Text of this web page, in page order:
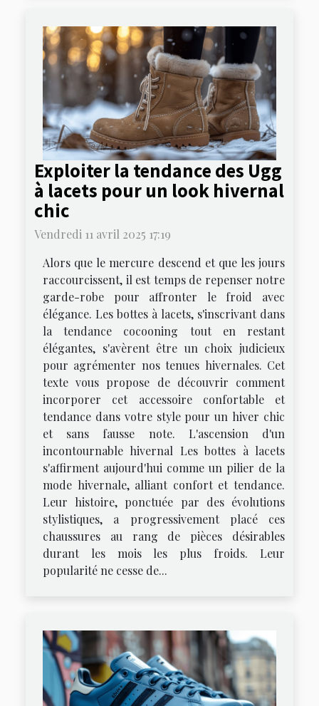
Exploiter la tendance des Ugg
à lacets pour un look hivernal
chic
Vendredi 11 avril 2025 17:19
Alors que le mercure descend et que les jours
raccourcissent, il est temps de repenser notre
garde-robe pour affronter le froid avec
élégance. Les bottes à lacets, s'inscrivant dans
la tendance cocooning tout en restant
élégantes, s'avèrent être un choix judicieux
pour agrémenter nos tenues hivernales. Cet
texte vous propose de découvrir comment
incorporer cet accessoire confortable et
tendance dans votre style pour un hiver chic
et sans fausse note. L'ascension d'un
incontournable hivernal Les bottes à lacets
s'affirment aujourd'hui comme un pilier de la
mode hivernale, alliant confort et tendance.
Leur histoire, ponctuée par des évolutions
stylistiques, a progressivement placé ces
chaussures au rang de pièces désirables
durant les mois les plus froids. Leur
popularité ne cesse de...